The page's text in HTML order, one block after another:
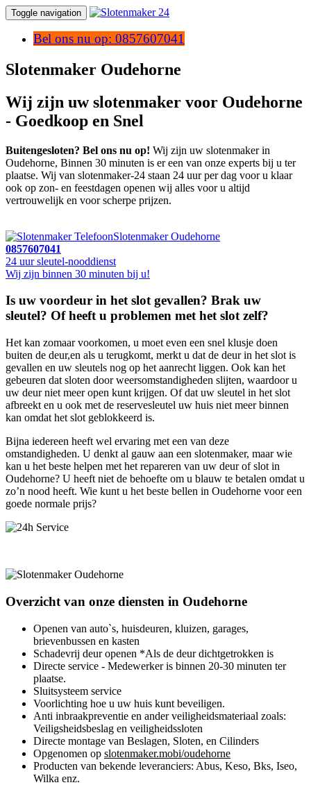
Toggle navigation
Bel ons nu op: 0857607041
Slotenmaker Oudehorne
Wij zijn uw slotenmaker voor Oudehorne
- Goedkoop en Snel
Buitengesloten? Bel ons nu op! Wij zijn uw slotenmaker in
Oudehorne, Binnen 30 minuten is er een van onze experts bij u ter
plaatse. Wij van slotenmaker-24 staan 24 uur per dag voor u klaar
ook op zon- en feestdagen openen wij alles voor u altijd
vertrouwelijk en voor scherpe prijzen.
Slotenmaker Oudehorne
0857607041
24 uur sleutel-nooddienst
Wij zijn binnen 30 minuten bij u!
Is uw voordeur in het slot gevallen? Brak uw
sleutel? Of heeft u problemen met het slot zelf?
Het kan zomaar voorkomen, u moet even een snel klusje doen
buiten de deur,en als u terugkomt, merkt u dat de deur in het slot is
gevallen en uw sleutels nog op het aanrecht liggen. Ook kan het
gebeuren dat sloten door weersomstandigheden slijten, waardoor u
uw deur niet meer open kunt krijgen. Of dat uw sleutel in het slot
afbreekt en u ook met de reservesleutel uw huis niet meer binnen
kan omdat het slot geblokkeerd is.
Bijna iedereen heeft wel ervaring met een van deze
omstandigheden. U denkt al gauw aan een slotenmaker, maar wie
kan u het beste helpen met het repareren van uw deur of slot in
Oudehorne? U heeft niet de behoefte om u blauw te betalen omdat u
zo’n nood heeft. Wie kunt u het beste bellen in Oudehorne voor een
goede normale prijs?
Overzicht van onze diensten in Oudehorne
Openen van auto`s, huisdeuren, kluizen, garages,
brievenbussen en kasten
Schadevrij deur openen *Als de deur dichtgetrokken is
Directe service - Medewerker is binnen 20-30 minuten ter
plaatse.
Sluitsysteem service
Voorlichting hoe u uw huis kunt beveiligen.
Anti inbraakpreventie en ander veiligheidsmateriaal zoals:
Veiligsheidsbeslag en veiligheidssloten
Directe montage van Beslagen, Sloten, en Cilinders
Opgenomen op slotenmaker.mobi/oudehorne
Producten van bekende leveranciers: Abus, Keso, Bks, Iseo,
Wilka enz.